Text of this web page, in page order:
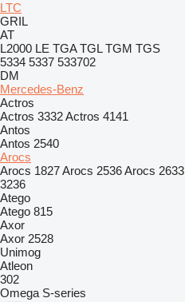
LTC
GRIL
AT
L2000 LE TGA TGL TGM TGS
5334 5337 533702
DM
Mercedes-Benz
Actros
Actros 3332Actros 4141
Antos
Antos 2540
Arocs
Arocs 1827Arocs 2536Arocs 2633
3236
Atego
Atego 815
Axor
Axor 2528
Unimog
Atleon
302
Omega S-series